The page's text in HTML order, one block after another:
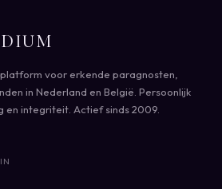
voor erkende paragnosten,
in Nederland en België. Persoonlijk
en integriteit. Actief sinds 2009.